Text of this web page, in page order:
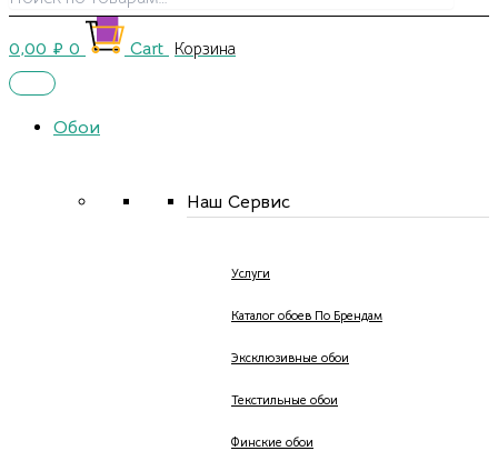
0,00 ₽ 0 Cart
Обои
Наш Сервис
Услуги
Каталог обоев По Брендам
Эксклюзивные обои
Текстильные обои
Финские обои